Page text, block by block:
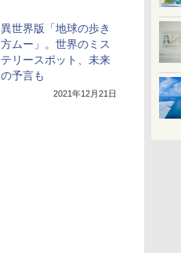
異世界版「地球の歩き
方ムー」。世界のミス
テリースポット、未来
の予言も
2021年12月21日